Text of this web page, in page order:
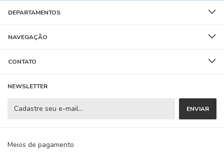
DEPARTAMENTOS
NAVEGAÇÃO
CONTATO
NEWSLETTER
Meios de pagamento